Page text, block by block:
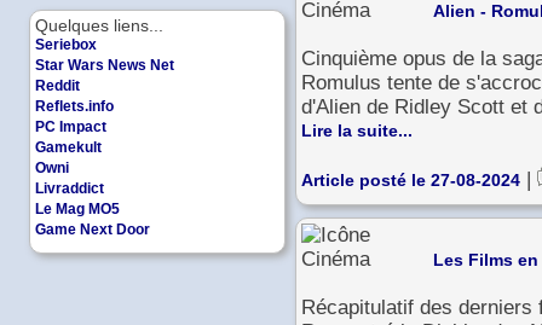
Quelques liens...
Seriebox
Star Wars News Net
Reddit
Reflets.info
PC Impact
Gamekult
Owni
Livraddict
Le Mag MO5
Game Next Door
Alien -
Cinquième opus de la
Romulus tente de
d'Alien de Ridley Scott et
Lire la suite...
Article posté le 27-08-2024 |
Les Films en
Récapitulatif des